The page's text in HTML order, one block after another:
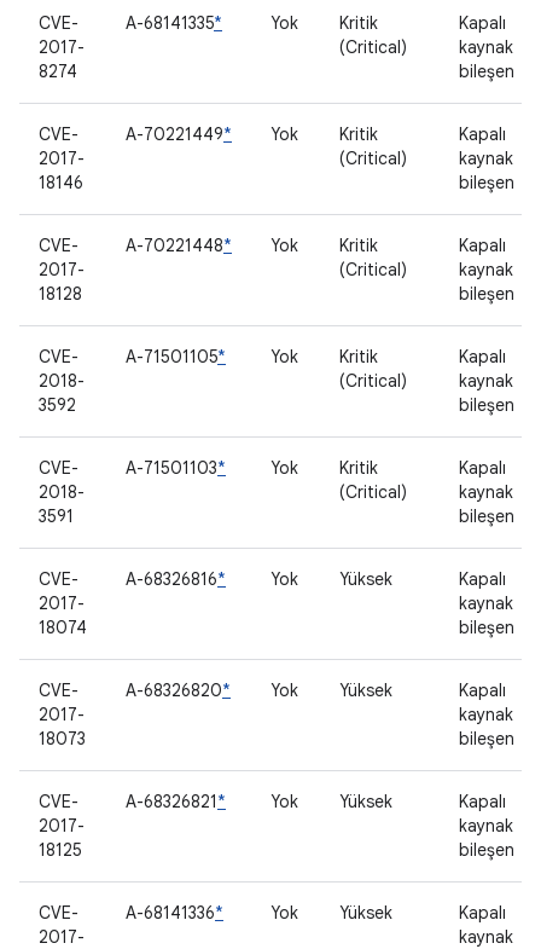
CVE-
2017-
8274
A-68141335* Yok
Kritik
(Critical)
Kapalı
kaynak
bileşen
CVE-
2017-
18146
A-70221449* Yok
Kritik
(Critical)
Kapalı
kaynak
bileşen
CVE-
2017-
18128
A-70221448* Yok
Kritik
(Critical)
Kapalı
kaynak
bileşen
CVE-
2018-
3592
A-71501105* Yok
Kritik
(Critical)
Kapalı
kaynak
bileşen
CVE-
2018-
3591
A-71501103* Yok
Kritik
(Critical)
Kapalı
kaynak
bileşen
CVE-
2017-
18074
A-68326816* Yok Yüksek
Kapalı
kaynak
bileşen
CVE-
2017-
18073
A-68326820* Yok Yüksek
Kapalı
kaynak
bileşen
CVE-
2017-
18125
A-68326821* Yok Yüksek
Kapalı
kaynak
bileşen
CVE-
2017-
A-68141336* Yok Yüksek
Kapalı
kaynak